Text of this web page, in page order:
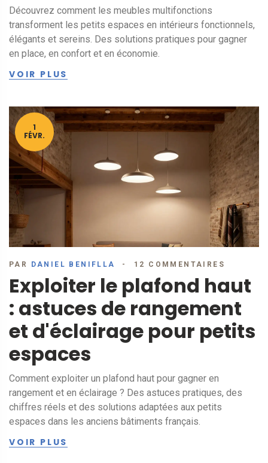
Découvrez comment les meubles multifonctions
transforment les petits espaces en intérieurs fonctionnels,
élégants et sereins. Des solutions pratiques pour gagner
en place, en confort et en économie.
VOIR PLUS
1
FÉVR.
PAR DANIEL BENIFLLA 12 COMMENTAIRES
Exploiter le plafond haut
: astuces de rangement
et d'éclairage pour petits
espaces
Comment exploiter un plafond haut pour gagner en
rangement et en éclairage ? Des astuces pratiques, des
chiffres réels et des solutions adaptées aux petits
espaces dans les anciens bâtiments français.
VOIR PLUS